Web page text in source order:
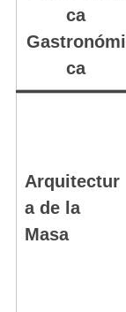
ca
Gastronómi
ca
Arquitectur
a de la
Masa